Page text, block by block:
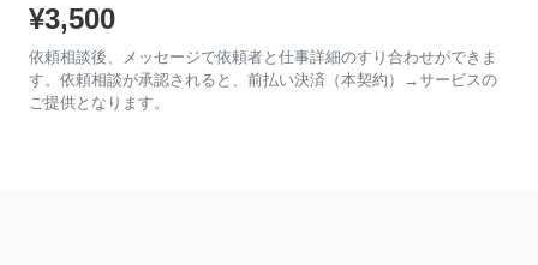
¥3,500
依頼相談後、メッセージで依頼者と仕事詳細のすり合わせができま
す。依頼相談が承認されると、前払い決済（本契約）→サービスの
ご提供となります。